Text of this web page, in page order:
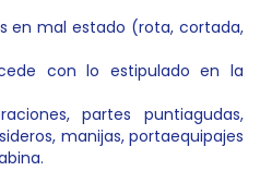
en mal estado (rota, cortada,
con lo estipulado en la
partes puntiagudas,
manijas, portaequipajes